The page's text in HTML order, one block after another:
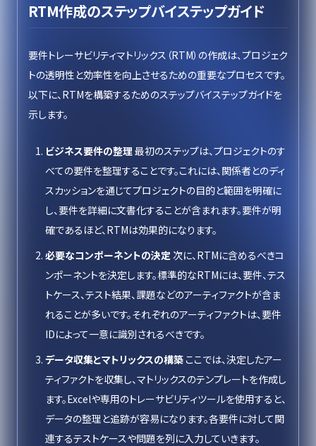
RTM作成のステップバイステップガイド
要件トレーサビリティマトリックス（RTM）の作成は、プロジェク
トの透明性と効率性を向上させるための重要なプロセスです。
以下に、RTMを構築するためのステップバイステップガイドを
示します。
ビジネス要件の整理最初のステップは、プロジェクトのす
べての要件を整理することです。これには、関係者とのディ
スカッションを通じてプロジェクトの目的と範囲を明確に
し、要件を詳細に文書化することが含まれます。要件が明
確であるほど、RTMは効果的になります。
必要なコンポーネントの決定次に、RTMに含めるべきコ
ンポーネントを決定します。標準的なRTMには、要件、テス
トケース、テスト結果、課題などのアーティファクトが含ま
れることが多いです。それぞれのアーティファクトは、要件
IDによって一意に識別されるべきです。
データ収集とマトリックスの構築 ここでは、決定したアー
ティファクトを収集し、マトリックスのテンプレートを作成し
ます。Excelや専用のトレーサビリティツールを使用すると、
データの整理と追跡が容易になります。各要件に対して関
連するテストケースや問題を列に入力していきます。